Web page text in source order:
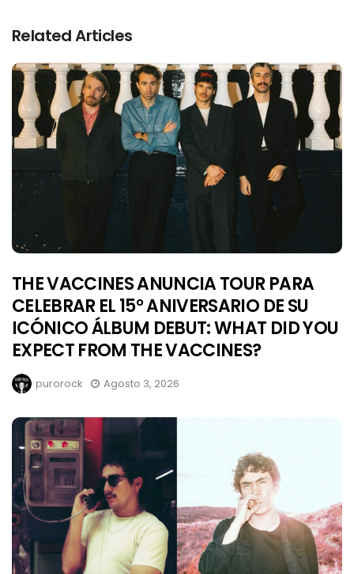
Related Articles
THE VACCINES ANUNCIA TOUR PARA
CELEBRAR EL 15° ANIVERSARIO DE SU
ICÓNICO ÁLBUM DEBUT: WHAT DID YOU
EXPECT FROM THE VACCINES?
purorock Agosto 3, 2026